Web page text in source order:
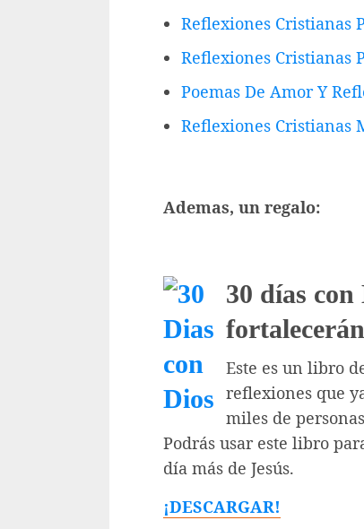
Reflexiones Cristianas
Reflexiones Cristianas
Poemas De Amor Y
Reflexiones Cristianas
Ademas, un regalo:
30 días
Este es un libro
reflexiones que
miles de
Podrás usar este libro
día más de Jesús.
¡DESCARGAR!